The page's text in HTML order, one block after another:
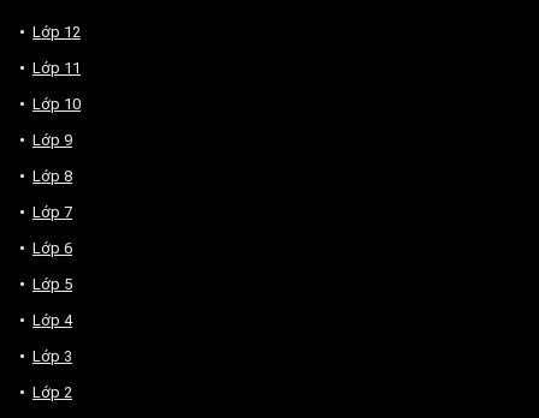
Lớp 12
Lớp 11
Lớp 10
Lớp 9
Lớp 8
Lớp 7
Lớp 6
Lớp 5
Lớp 4
Lớp 3
Lớp 2